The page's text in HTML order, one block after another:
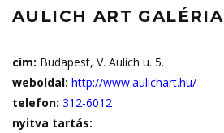
AULICH ART GALÉRIA
cím: Budapest, V. Aulich u. 5.
weboldal: http://www.aulichart.hu/
telefon: 312-6012
nyitva tartás: